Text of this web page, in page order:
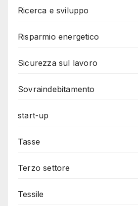
Ricerca e sviluppo
Risparmio energetico
Sicurezza sul lavoro
Sovraindebitamento
start-up
Tasse
Terzo settore
Tessile